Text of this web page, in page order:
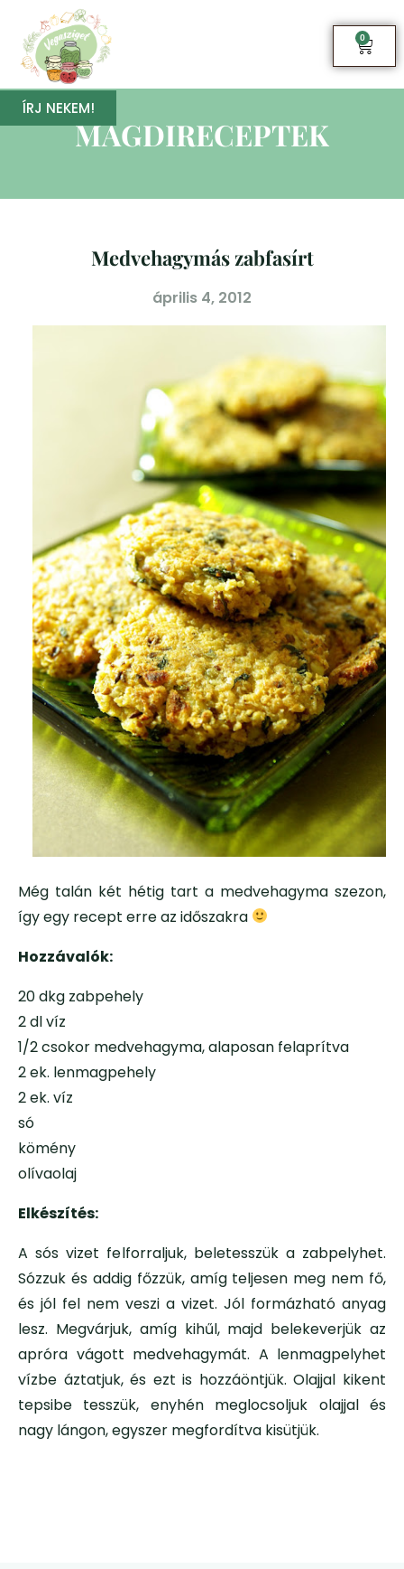
0
ÍRJ NEKEM!
MAGDIRECEPTEK
Medvehagymás zabfasírt
április 4, 2012
Még talán két hétig tart a medvehagyma szezon,
így egy recept erre az időszakra
Hozzávalók:
20 dkg zabpehely
2 dl víz
1/2 csokor medvehagyma, alaposan felaprítva
2 ek. lenmagpehely
2 ek. víz
só
kömény
olívaolaj
Elkészítés:
A sós vizet felforraljuk, beletesszük a zabpelyhet.
Sózzuk és addig főzzük, amíg teljesen meg nem fő,
és jól fel nem veszi a vizet. Jól formázható anyag
lesz. Megvárjuk, amíg kihűl, majd belekeverjük az
apróra vágott medvehagymát. A lenmagpelyhet
vízbe áztatjuk, és ezt is hozzáöntjük. Olajjal kikent
tepsibe tesszük, enyhén meglocsoljuk olajjal és
nagy lángon, egyszer megfordítva kisütjük.